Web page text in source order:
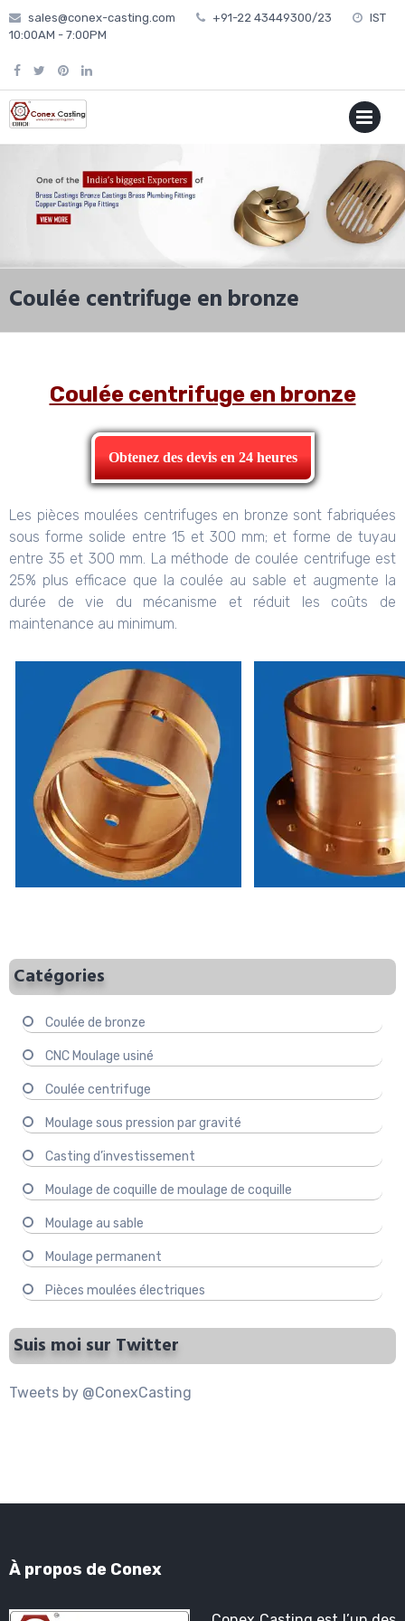
Skip
to
sales@conex-casting.com +91-22 43449300/23
IST
10:00AM - 7:00PM
MENU
Coulée centrifuge en bronze
Coulée centrifuge en bronze
Obtenez des devis en 24 heures
Les pièces moulées centrifuges en bronze sont fabriquées
sous forme solide entre 15 et 300 mm; et forme de tuyau
entre 35 et 300 mm. La méthode de coulée centrifuge est
25% plus efficace que la coulée au sable et augmente la
durée de vie du mécanisme et réduit les coûts de
maintenance au minimum.
Catégories
Coulée de bronze
CNC Moulage usiné
Coulée centrifuge
Moulage sous pression par gravité
Casting d’investissement
Moulage de coquille de moulage de coquille
Moulage au sable
Moulage permanent
Pièces moulées électriques
Suis moi sur Twitter
Tweets by @ConexCasting
À propos de Conex